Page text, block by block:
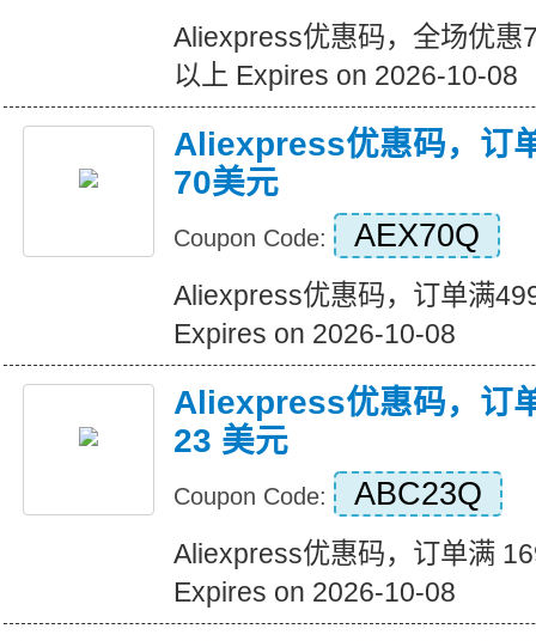
Aliexpress优惠码，全场优惠
以上 Expires on 2026-10-08
Aliexpress优惠码，订
70美元
Coupon Code: AEX70Q
Aliexpress优惠码，订单满
Expires on 2026-10-08
Aliexpress优惠码，订
23 美元
Coupon Code: ABC23Q
Aliexpress优惠码，订单满
Expires on 2026-10-08